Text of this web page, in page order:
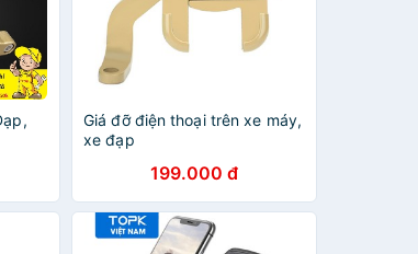
Giá đỡ điện thoại trên xe máy,
xe đạp
199.000 đ